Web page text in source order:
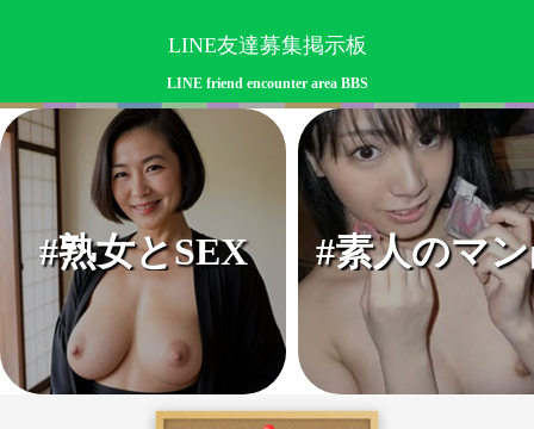
LINE友達募集掲示板
LINE friend encounter area BBS
#熟女とSEX #素人のマ